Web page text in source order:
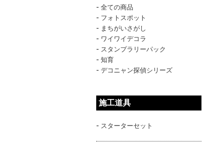
- 全ての商品
- フォトスポット
- まちがいさがし
- ワイワイデコラ
- スタンプラリーパック
- 知育
- デコニャン探偵シリーズ
施工道具
- スターターセット